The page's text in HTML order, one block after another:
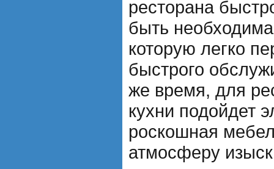
ресторана
быть
которую легко
быстрого
же время, для
кухни подойдет
роскошная
атмосферу